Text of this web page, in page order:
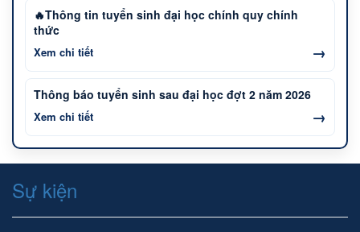
🔥Thông tin tuyển sinh đại học chính quy chính
thức
Xem chi tiết →
Thông báo tuyển sinh sau đại học đợt 2 năm 2026
Xem chi tiết →
Sự kiện